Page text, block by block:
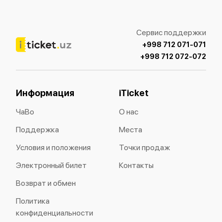
Сервис поддержки
+998 712 071-071
+998 712 072-072
Информация
ЧаВо
Поддержка
Условия и положения
Электронный билет
Возврат и обмен
Политика
конфиденциальности
iTicket
О нас
Места
Точки продаж
Контакты